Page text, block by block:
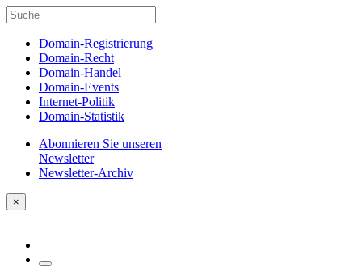
Domain-Registrierung
Domain-Recht
Domain-Handel
Domain-Events
Internet-Politik
Domain-Statistik
Abonnieren Sie unseren
Newsletter
Newsletter-Archiv
×